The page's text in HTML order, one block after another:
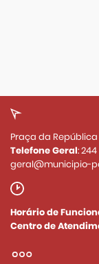
Praça da República
Telefone Geral:
geral@municipio-
Horário de
Centro de